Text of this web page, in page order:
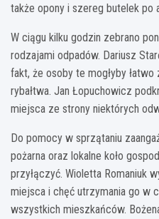
także opony i szereg butelek po
W ciągu kilku godzin zebrano
rodzajami odpadów. Dariusz
fakt, że osoby te mogłyby
rybałtwa. Jan Łopuchowicz
miejsca ze strony niektórych
Do pomocy w sprzątaniu
pożarna oraz lokalne koło
przyłączyć. Wioletta Romaniuk
miejsca i chęć utrzymania go w
wszystkich mieszkańców.